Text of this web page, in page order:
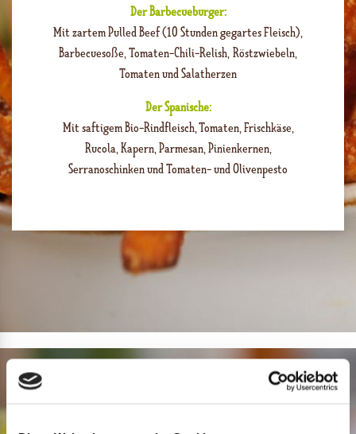
Der Barbecueburger:
Mit zartem Pulled Beef (10 Stunden gegartes Fleisch),
Barbecuesoße, Tomaten-Chili-Relish, Röstzwiebeln,
Tomaten und Salatherzen
Der Spanische:
Mit saftigem Bio-Rindfleisch, Tomaten, Frischkäse,
Rucola, Kapern, Parmesan, Pinienkernen,
Serranoschinken und Tomaten- und Olivenpesto